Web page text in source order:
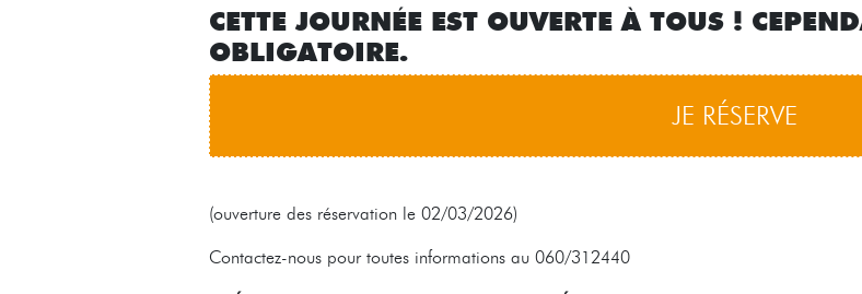
CETTE JOURNÉE EST OUVERTE À TOUS !
OBLIGATOIRE.
JE RÉSERVE
(ouverture des réservation le 02/03/2026)
Contactez-nous pour toutes informations au 060/312440